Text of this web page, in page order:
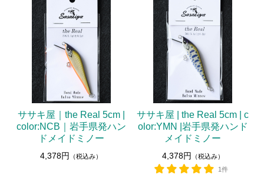
ササキ屋｜the Real 5cm |
color:NCB｜岩手県発ハン
ドメイドミノー
4,378円 （税込み）
ササキ屋 | the Real 5cm | c
olor:YMN |岩手県発ハンド
メイドミノー
4,378円
（税込み）
1件